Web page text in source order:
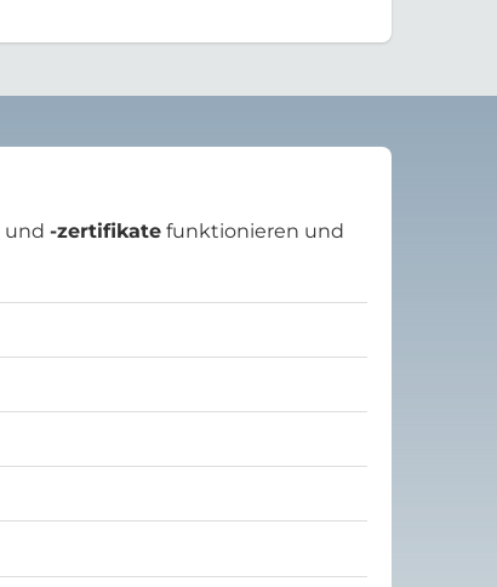
und -zertifikate funktionieren und